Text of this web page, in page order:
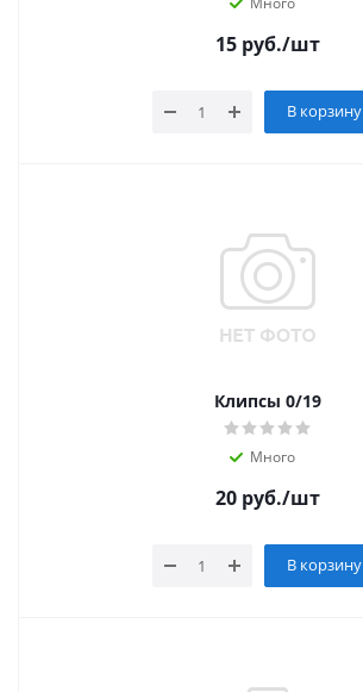
15 руб./шт
В корзину
Клипсы 0/19
Много
20 руб./шт
В корзину